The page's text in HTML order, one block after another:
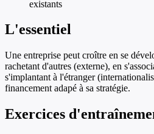
existants
L'essentiel
Une entreprise peut croître en se
rachetant d'autres (externe), en
s'implantant à l'étranger
financement adapé à sa stratégie.
Exercices